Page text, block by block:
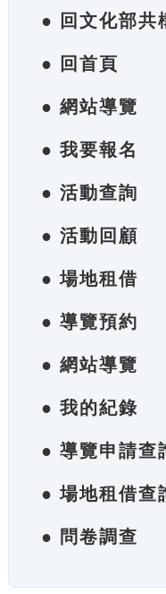
● 回文化部共
● 回首頁
● 網站導覽
● 我要報名
● 活動查詢
● 活動回顧
● 場地租借
● 導覽預約
● 網站導覽
● 我的紀錄
● 導覽申請查
● 場地租借查
● 問卷調查